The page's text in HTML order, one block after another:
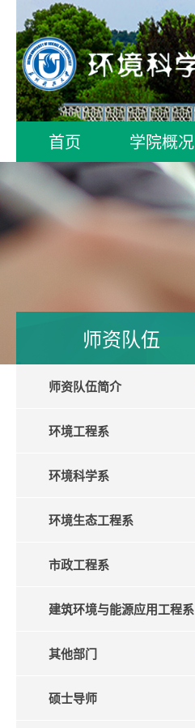
首页 学院概况
师资队伍
师资队伍简介
环境工程系
环境科学系
环境生态工程系
市政工程系
建筑环境与能源应用工程系
其他部门
硕士导师